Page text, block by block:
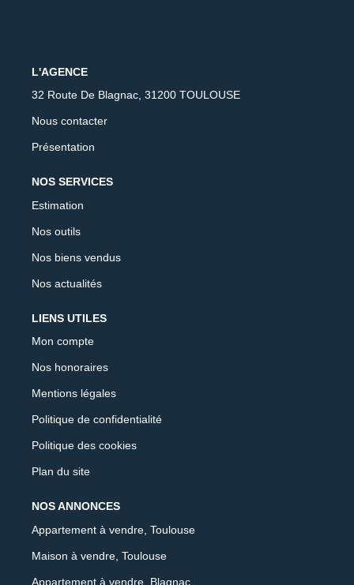
L'AGENCE
32 Route De Blagnac, 31200 TOULOUSE
Nous contacter
Présentation
NOS SERVICES
Estimation
Nos outils
Nos biens vendus
Nos actualités
LIENS UTILES
Mon compte
Nos honoraires
Mentions légales
Politique de confidentialité
Politique des cookies
Plan du site
NOS ANNONCES
Appartement à vendre, Toulouse
Maison à vendre, Toulouse
Appartement à vendre, Blagnac